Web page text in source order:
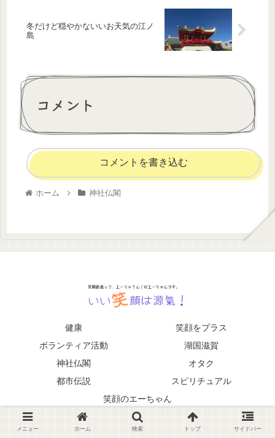
冬だけど穏やかないいお天気の江ノ
島
コメント
コメントを書き込む
ホーム 神社仏閣
健康
笑顔をプラス
ボランティア活動
湖国滋賀
神社仏閣
オタク
都市伝説
スピリチュアル
笑顔のエーちゃん
© 2021 いい笑顔は源氣！.
メニュー ホーム 検索 トップ サイドバー